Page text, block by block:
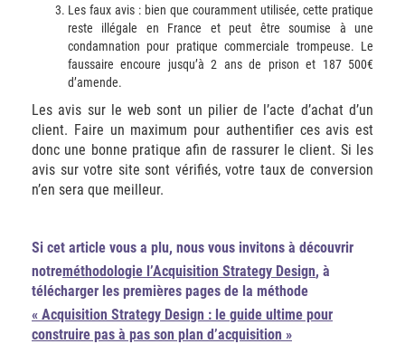
Les faux avis : bien que couramment utilisée, cette pratique
reste illégale en France et peut être soumise à une
condamnation pour pratique commerciale trompeuse. Le
faussaire encoure jusqu’à 2 ans de prison et 187 500€
d’amende.
Les avis sur le web sont un pilier de l’acte d’achat d’un
client. Faire un maximum pour authentifier ces avis est
donc une bonne pratique afin de rassurer le client. Si les
avis sur votre site sont vérifiés, votre taux de conversion
n’en sera que meilleur.
Si cet article vous a plu, nous vous invitons à découvrir
notreméthodologie l’Acquisition Strategy Design, à
télécharger les premières pages de la méthode
« Acquisition Strategy Design : le guide ultime pour
construire pas à pas son plan d’acquisition »